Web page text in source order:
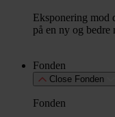
Eksponering mod
på en ny og bedre
Fonden
Close Fonden
Fonden